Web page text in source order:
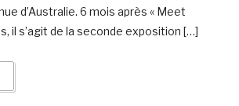
d’Australie. 6 mois après « Meet
il s’agit de la seconde exposition […]